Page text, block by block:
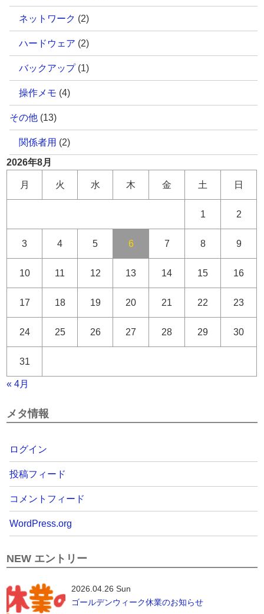
ネットワーク (2)
ハードウェア (2)
バックアップ(1)
操作メモ (4)
その他 (13)
関係者用 (2)
2026年8月
月 火 水 木 金 土 日
1 2
3 4 5 6 7 8 9
10 11 12 13 14 15 16
17 18 19 20 21 22 23
24 25 26 27 28 29 30
31
« 4月
メタ情報
ログイン
投稿フィード
コメントフィード
WordPress.org
NEW エントリー
2026.04.26 Sun
ゴールデンウィーク休業のお知らせ